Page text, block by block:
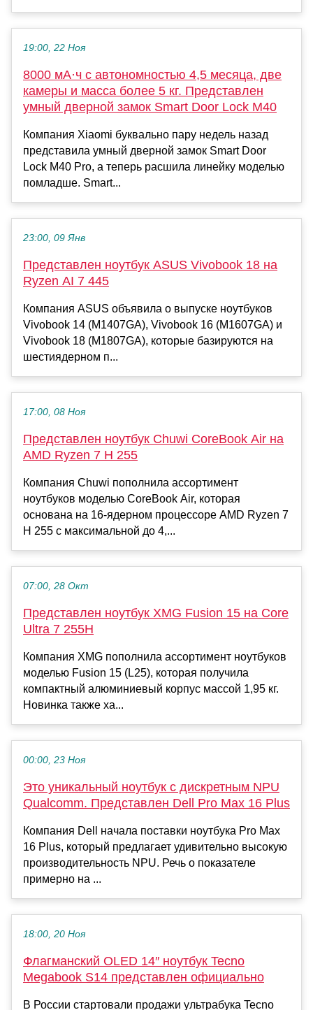
19:00, 22 Ноя
8000 мА·ч с автономностью 4,5 месяца, две
камеры и масса более 5 кг. Представлен
умный дверной замок Smart Door Lock M40
Компания Xiaomi буквально пару недель назад
представила умный дверной замок Smart Door
Lock M40 Pro, а теперь расшила линейку моделью
помладше. Smart...
23:00, 09 Янв
Представлен ноутбук ASUS Vivobook 18 на
Ryzen AI 7 445
Компания ASUS объявила о выпуске ноутбуков
Vivobook 14 (M1407GA), Vivobook 16 (M1607GA) и
Vivobook 18 (M1807GA), которые базируются на
шестиядерном п...
17:00, 08 Ноя
Представлен ноутбук Chuwi CoreBook Air на
AMD Ryzen 7 H 255
Компания Chuwi пополнила ассортимент
ноутбуков моделью CoreBook Air, которая
основана на 16-ядерном процессоре AMD Ryzen 7
H 255 с максимальной до 4,...
07:00, 28 Окт
Представлен ноутбук XMG Fusion 15 на Core
Ultra 7 255H
Компания XMG пополнила ассортимент ноутбуков
моделью Fusion 15 (L25), которая получила
компактный алюминиевый корпус массой 1,95 кг.
Новинка также ха...
00:00, 23 Ноя
Это уникальный ноутбук с дискретным NPU
Qualcomm. Представлен Dell Pro Max 16 Plus
Компания Dell начала поставки ноутбука Pro Max
16 Plus, который предлагает удивительно высокую
производительность NPU. Речь о показателе
примерно на ...
18:00, 20 Ноя
Флагманский OLED 14″ ноутбук Tecno
Megabook S14 представлен официально
В России стартовали продажи ультрабука Tecno